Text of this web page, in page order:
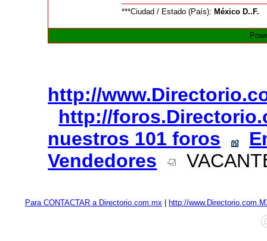
***Ciudad / Estado (País): México D..F.
http://
http://
nuestros 101 foros
Vendedores
Para CONTACTAR a Directorio.com.mx http://